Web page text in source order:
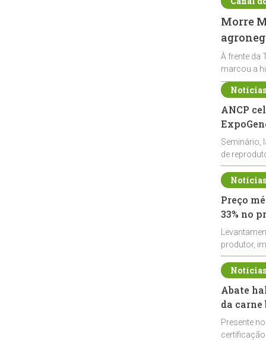
Morre
À frente da
marcou a
ANCP
Seminário,
de
durante a
Preço
33% no
produtor,
de leite cru
Abate
da
Presente